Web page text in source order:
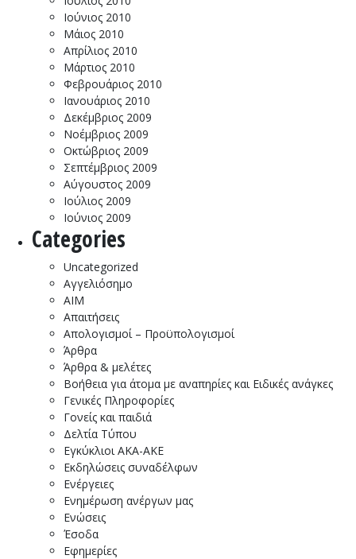
Ιούνιος 2010
Μάιος 2010
Απρίλιος 2010
Μάρτιος 2010
Φεβρουάριος 2010
Ιανουάριος 2010
Δεκέμβριος 2009
Νοέμβριος 2009
Οκτώβριος 2009
Σεπτέμβριος 2009
Αύγουστος 2009
Ιούλιος 2009
Ιούνιος 2009
Categories
Uncategorized
Αγγελιόσημο
ΑΙΜ
Απαιτήσεις
Απολογισμοί – Προϋπολογισμοί
Άρθρα
Άρθρα & μελέτες
Βοήθεια για άτομα με αναπηρίες και Ειδικές ανάγκες
Γενικές Πληροφορίες
Γονείς και παιδιά
Δελτία Τύπου
Εγκύκλιοι ΑΚΑ-ΑΚΕ
Εκδηλώσεις συναδέλφων
Ενέργειες
Ενημέρωση ανέργων μας
Ενώσεις
Έσοδα
Εφημερίες